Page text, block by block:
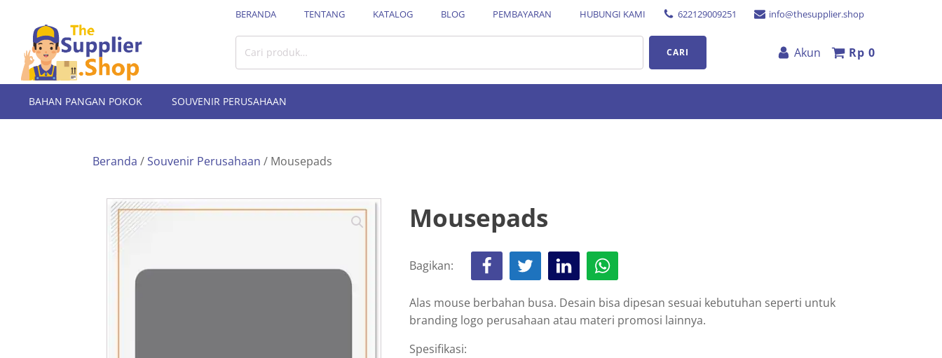
BERANDA TENTANG KATALOG BLOG PEMBAYARAN HUBUNGI KAMI 622129009251 info@thesupplier.shop
Pencarian
CARI Akun Rp 0
BAHAN PANGAN POKOK SOUVENIR PERUSAHAAN
Beranda /Souvenir Perusahaan / Mousepads
Mousepads
Bagikan:
Alas mouse berbahan busa. Desain bisa dipesan sesuai kebutuhan seperti untuk
branding logo perusahaan atau materi promosi lainnya.
Spesifikasi: